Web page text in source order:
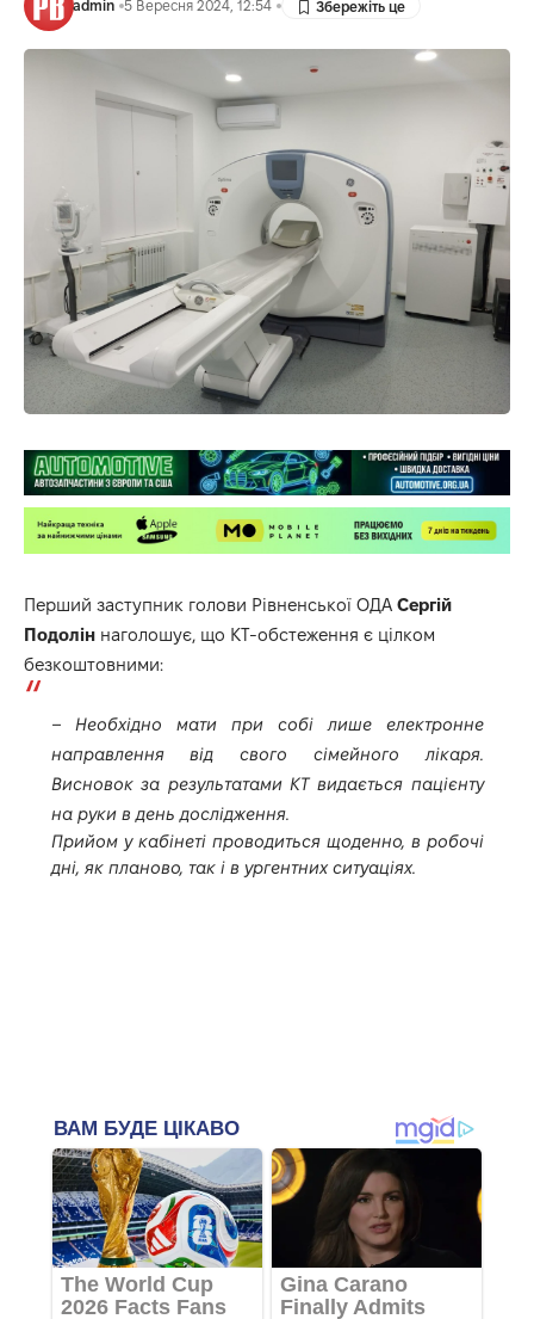
admin 5 Вересня 2024, 12:54
Перший заступник голови Рівненської ОДА Сергій
Подолін наголошує, що КТ-обстеження є цілком
безкоштовними:
– Необхідно мати при собі лише електронне
направлення від свого сімейного лікаря.
Висновок за результатами КТ видається пацієнту
на руки в день дослідження.
Прийом у кабінеті проводиться щоденно, в робочі
дні, як планово, так і в ургентних ситуаціях.